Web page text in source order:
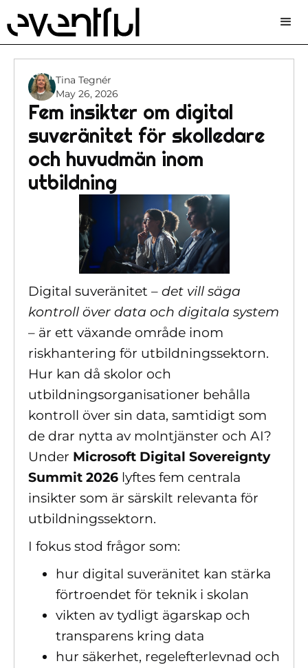
Tina Tegnér
May 26, 2026
Fem insikter om digital
suveränitet för skolledare
och huvudmän inom
utbildning
Digital suveränitet – det vill säga
kontroll över data och digitala system
– är ett växande område inom
riskhantering för utbildningssektorn.
Hur kan då skolor och
utbildningsorganisationer behålla
kontroll över sin data, samtidigt som
de drar nytta av molntjänster och AI?
Under Microsoft Digital Sovereignty
Summit 2026 lyftes fem centrala
insikter som är särskilt relevanta för
utbildningssektorn.
I fokus stod frågor som:
hur digital suveränitet kan stärka
förtroendet för teknik i skolan
vikten av tydligt ägarskap och
transparens kring data
hur säkerhet, regelefterlevnad och